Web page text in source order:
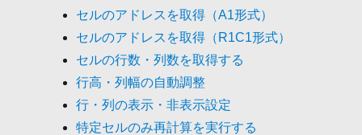
セルのアドレスを取得（A1形式）
セルのアドレスを取得（R1C1形式）
セルの行数・列数を取得する
行高・列幅の自動調整
行・列の表示・非表示設定
特定セルのみ再計算を実行する